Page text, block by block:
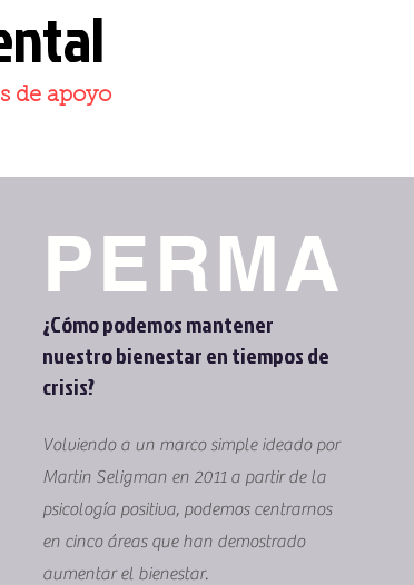
de apoyo
PERMA
¿Cómo podemos mantener
nuestro bienestar en tiempos de
crisis?
Volviendo a un marco simple ideado por
Martin Seligman en 2011 a partir de la
psicología positiva, podemos centrarnos
en cinco áreas que han demostrado
aumentar el bienestar.